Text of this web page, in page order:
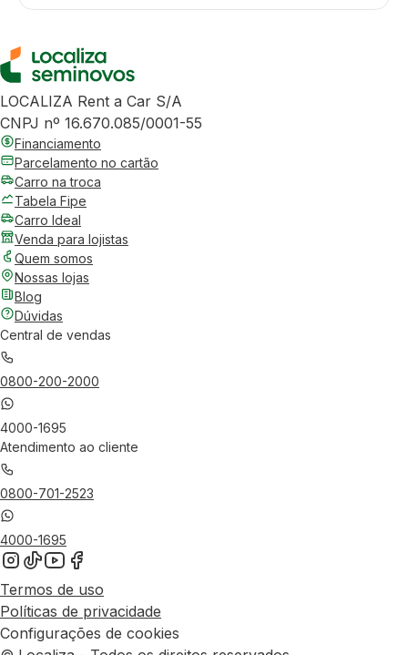
LOCALIZA Rent a Car S/A
CNPJ nº 16.670.085/0001-55
Financiamento
Parcelamento no cartão
Carro na troca
Tabela Fipe
Carro Ideal
Venda para lojistas
Quem somos
Nossas lojas
Blog
Dúvidas
Central de vendas
0800-200-2000
4000-1695
Atendimento ao cliente
0800-701-2523
4000-1695
Termos de uso
Políticas de privacidade
Configurações de cookies